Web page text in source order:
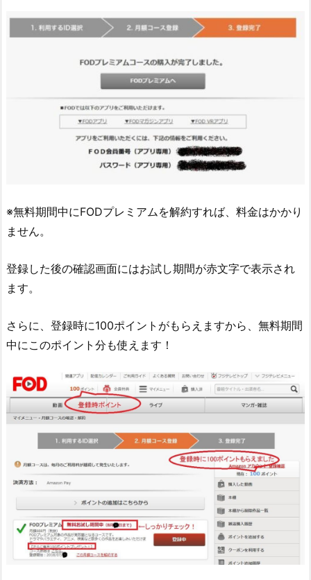
※無料期間中にFODプレミアムを解約すれば、料金はかかり
ません。
登録した後の確認画面にはお試し期間が赤文字で表示され
ます。
さらに、登録時に100ポイントがもらえますから、無料期間
中にこのポイント分も使えます！